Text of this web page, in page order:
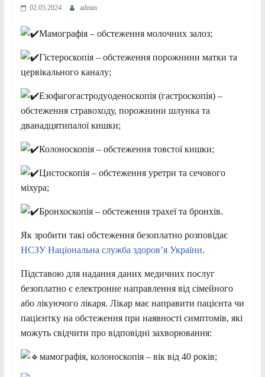
02.05.2024 admin
Мамографія – обстеження молочних залоз;
Гістероскопія – обстеження порожнини матки та
цервікального каналу;
Езофагогастродуоденоскопія (гастроскопія) –
обстеження стравоходу, порожнини шлунка та
дванадцятипалої кишки;
Колоноскопія – обстеження товстої кишки;
Цистоскопія – обстеження уретри та сечового
міхура;
Бронхоскопія – обстеження трахеї та бронхів.
Як зробити такі обстеження безоплатно розповідає
НСЗУ Національна служба здоров’я України.
Підставою для надання даних медичних послуг
безоплатно є електронне направлення від сімейного
або лікуючого лікаря. Лікар має направити пацієнта чи
пацієнтку на обстеження при наявності симптомів, які
можуть свідчити про відповідні захворювання:
мамографія, колоноскопія – вік від 40 років;